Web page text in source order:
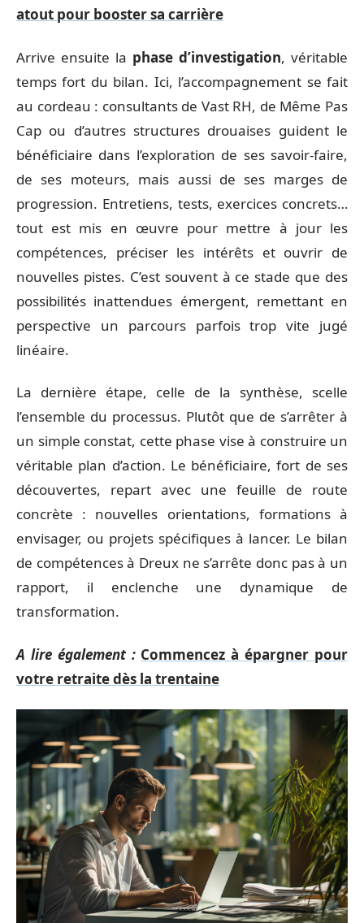
atout pour booster sa carrière
Arrive ensuite la phase d’investigation, véritable
temps fort du bilan. Ici, l’accompagnement se fait
au cordeau : consultants de Vast RH, de Même Pas
Cap ou d’autres structures drouaises guident le
bénéficiaire dans l’exploration de ses savoir-faire,
de ses moteurs, mais aussi de ses marges de
progression. Entretiens, tests, exercices concrets…
tout est mis en œuvre pour mettre à jour les
compétences, préciser les intérêts et ouvrir de
nouvelles pistes. C’est souvent à ce stade que des
possibilités inattendues émergent, remettant en
perspective un parcours parfois trop vite jugé
linéaire.
La dernière étape, celle de la synthèse, scelle
l’ensemble du processus. Plutôt que de s’arrêter à
un simple constat, cette phase vise à construire un
véritable plan d’action. Le bénéficiaire, fort de ses
découvertes, repart avec une feuille de route
concrète : nouvelles orientations, formations à
envisager, ou projets spécifiques à lancer. Le bilan
de compétences à Dreux ne s’arrête donc pas à un
rapport, il enclenche une dynamique de
transformation.
A lire également : Commencez à épargner pour
votre retraite dès la trentaine